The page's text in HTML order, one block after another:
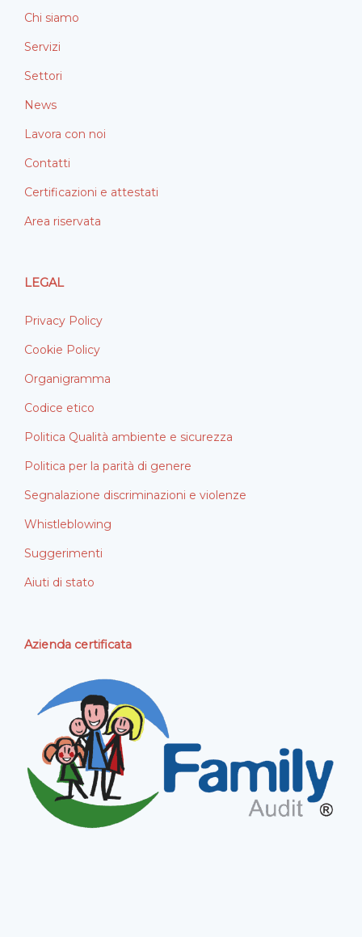
Chi siamo
Servizi
Settori
News
Lavora con noi
Contatti
Certificazioni e attestati
Area riservata
LEGAL
Privacy Policy
Cookie Policy
Organigramma
Codice etico
Politica Qualità ambiente e sicurezza
Politica per la parità di genere
Segnalazione discriminazioni e violenze
Whistleblowing
Suggerimenti
Aiuti di stato
Azienda certificata